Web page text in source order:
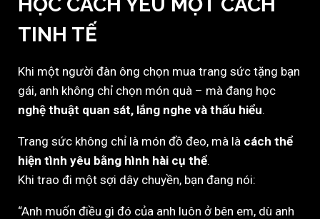
TINH TẾ
Khi một người đàn ông chọn mua trang sức tặng bạn
gái, anh không chỉ chọn món quà – mà đang học
nghệ thuật quan sát, lắng nghe và thấu hiểu.
Trang sức không chỉ là món đồ đeo, mà là cách thể
hiện tình yêu bằng hình hài cụ thể.
Khi trao đi một sợi dây chuyền, bạn đang nói:
“Anh muốn điều gì đó của anh luôn ở bên em, dù anh